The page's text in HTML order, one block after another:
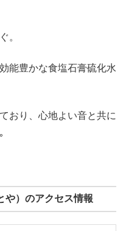
。
能豊かな食塩石膏硫化水
おり、心地よい音と共に
）のアクセス情報